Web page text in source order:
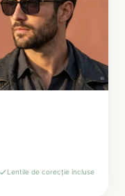
Lentile de corecție incluse